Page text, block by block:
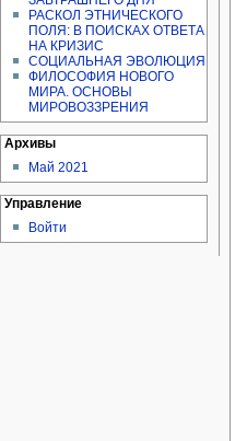
РАСКОЛ ЭТНИЧЕСКОГО
ПОЛЯ: В ПОИСКАХ ОТВЕТА
НА КРИЗИС
СОЦИАЛЬНАЯ ЭВОЛЮЦИЯ
ФИЛОСОФИЯ НОВОГО
МИРА. ОСНОВЫ
МИРОВОЗЗРЕНИЯ
Архивы
Май 2021
Управление
Войти